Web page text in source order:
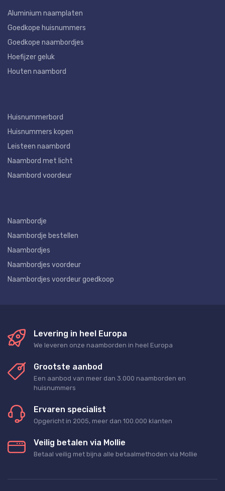
Aluminium naamplaten
Goedkope huisnummers
Goedkope naambordjes
Hoefijzer geluk
Houten naambord
Huisnummerbord
Huisnummers kopen
Leisteen naambord
Naambord met licht
Naambord voordeur
Naambordje
Naambordje bestellen
Naambordjes
Naambordjes voordeur
Naambordjes voordeur goedkoop
Levering in heel Europa
We leveren onze naamborden in heel Europa
Grootste aanbod
Een aanbod van meer dan 3.000 naamborden en
huisnummers
Ervaren specialist
Opgericht in 2005, meer dan 100.000 klanten
Veilig betalen via Mollie
Betaal veilig met bijna alle betaalmethoden via Mollie